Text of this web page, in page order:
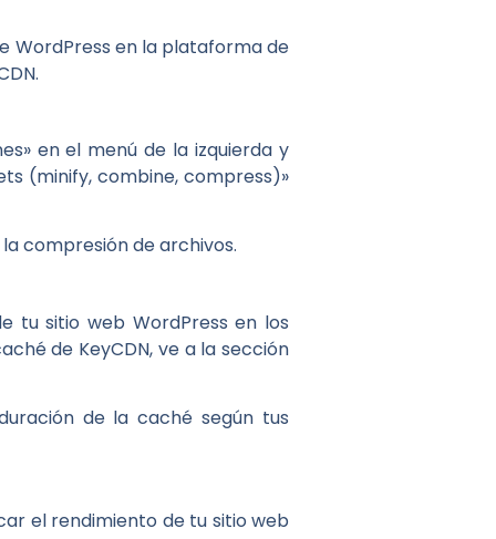
WordPress en la plataforma de
en el menú de la izquierda y
(minify, combine, compress)»
compresión de archivos.
tu sitio web WordPress en los
de KeyCDN, ve a la sección
de la caché según tus
el rendimiento de tu sitio web